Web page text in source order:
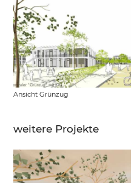
Ansicht Grünzug
weitere Projekte